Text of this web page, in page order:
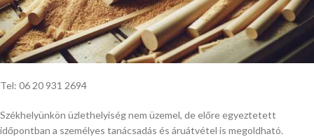
Adószám: 60314990-2-22
E-mail: info@hasito.hu
Tel: 06 20 931 2694
Székhelyünkön üzlethelyiség nem üzemel, de előre egyeztetett
időpontban a személyes tanácsadás és áruátvétel is megoldható.